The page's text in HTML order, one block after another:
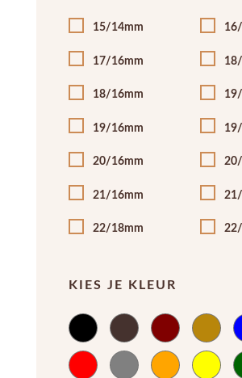
15/14mm
17/16mm
18/16mm
19/16mm
20/16mm
21/16mm
22/18mm
KIES JE KLEUR